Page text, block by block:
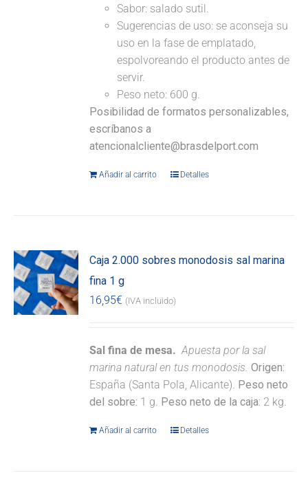
Sabor: salado sutil.
Sugerencias de uso: se aconseja su
uso en la fase de emplatado,
espolvoreando el producto antes de
servir.
Peso neto: 600 g.
Posibilidad de formatos personalizables,
escríbanos a
atencionalcliente@brasdelport.com
Añadir al carrito Detalles
Caja 2.000 sobres monodosis sal marina
fina 1 g
16,95€ (IVA incluido)
Sal fina de mesa. Apuesta por la sal
marina natural en tus monodosis. Origen:
España (Santa Pola, Alicante). Peso neto
del sobre: 1 g. Peso neto de la caja: 2 kg.
Añadir al carrito Detalles